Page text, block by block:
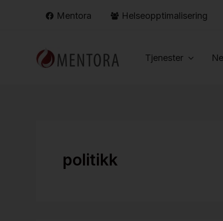
Mentora Helseopptimalisering
Tjenester
politikk